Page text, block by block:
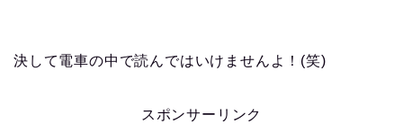
決して電車の中で読んではいけませんよ！(笑)
スポンサーリンク